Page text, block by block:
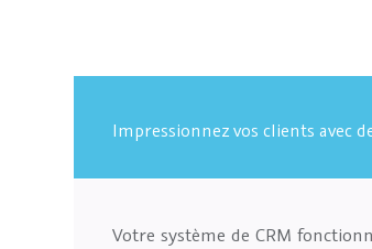
Impressionnez vos clients avec
Votre système de CRM